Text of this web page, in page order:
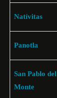
Natívitas
Panotla
San Pablo del
Monte